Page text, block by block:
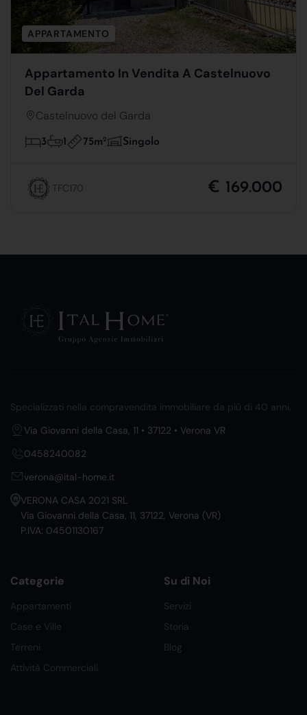
APPARTAMENTO
Appartamento In Vendita A Castelnuovo
Del Garda
Castelnuovo del Garda
3 1 75m2 Singolo
TFC170 € 169.000
Specializzati nella compravendita immobiliare da più di 40 anni.
Via Giovanni della Casa, 11 • 37122 • Verona VR
0458240082
verona@ital-home.it
VERONA CASA 2021 SRL
Via Giovanni della Casa, 11, 37122, Verona (VR)
P.IVA: 04501130167
Categorie
Appartamenti
Case e Ville
Terreni
Attività Commerciali
Su di Noi
Servizi
Storia
Blog